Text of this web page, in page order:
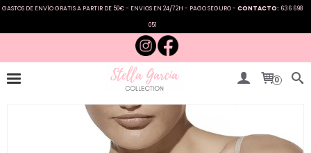
GASTOS DE ENVÍO GRATIS A PARTIR DE 50€ - ENVIOS EN 24/72H - PAGO SEGURO - CONTACTO: 636 698
051
0